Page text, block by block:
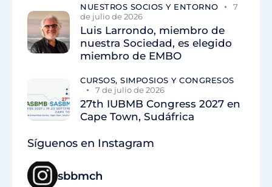
NUESTROS SOCIOS Y ENTORNO
7
de julio de 2026
Luis Larrondo, miembro de
nuestra Sociedad, es elegido
miembro de EMBO
CURSOS, SIMPOSIOS Y CONGRESOS
7 de julio de 2026
27th IUBMB Congress 2027 en
Cape Town, Sudáfrica
Síguenos en Instagram
sbbmch